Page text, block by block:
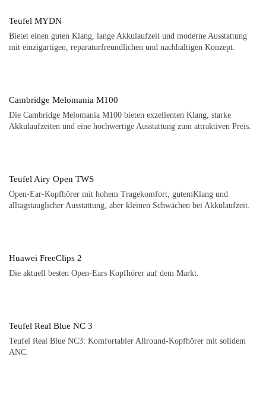
Teufel MYDN
Bietet einen guten Klang, lange Akkulaufzeit und moderne Ausstattung
mit einzigartigen, reparaturfreundlichen und nachhaltigen Konzept.
Cambridge Melomania M100
Die Cambridge Melomania M100 bieten exzellenten Klang, starke
Akkulaufzeiten und eine hochwertige Ausstattung zum attraktiven Preis.
Teufel Airy Open TWS
Open-Ear-Kopfhörer mit hohem Tragekomfort, gutemKlang und
alltagstauglicher Ausstattung, aber kleinen Schwächen bei Akkulaufzeit.
Huawei FreeClips 2
Die aktuell besten Open-Ears Kopfhörer auf dem Markt.
Teufel Real Blue NC 3
Teufel Real Blue NC3: Komfortabler Allround-Kopfhörer mit solidem
ANC.